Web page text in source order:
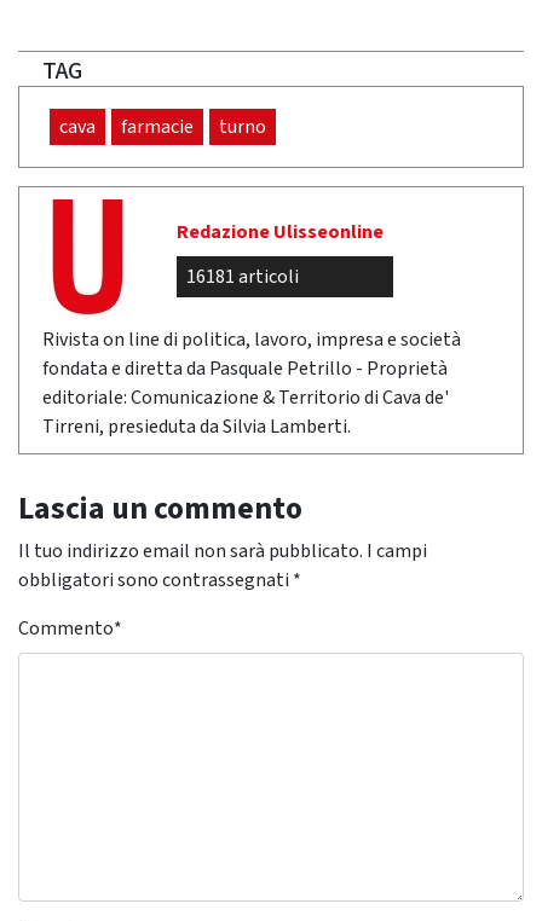
TAG
cava farmacie turno
Redazione Ulisseonline
16181 articoli
Rivista on line di politica, lavoro, impresa e società
fondata e diretta da Pasquale Petrillo - Proprietà
editoriale: Comunicazione & Territorio di Cava de'
Tirreni, presieduta da Silvia Lamberti.
Lascia un commento
Il tuo indirizzo email non sarà pubblicato. I campi
obbligatori sono contrassegnati *
Commento*